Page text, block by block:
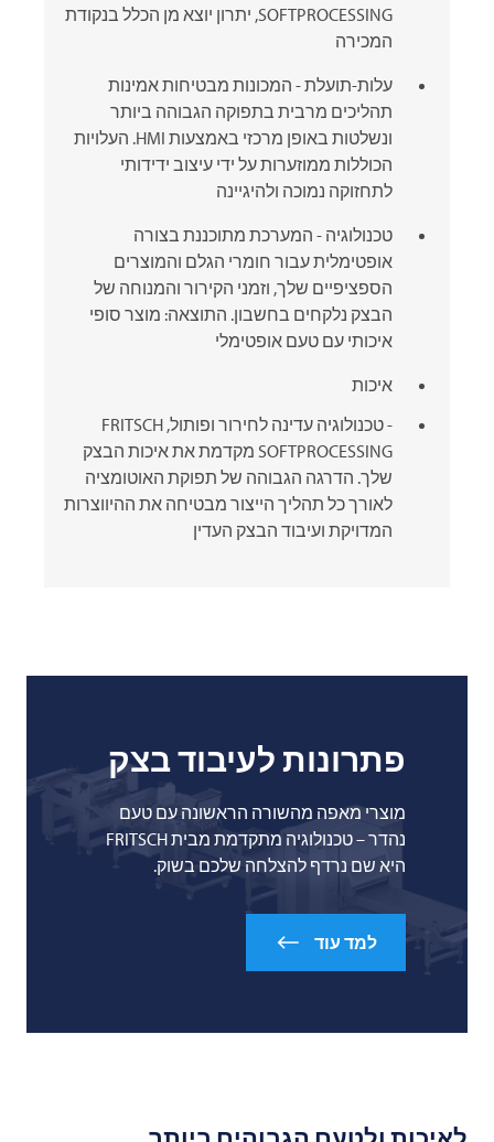
SOFTPROCESSING, יתרון יוצא מן הכלל בנקודת
המכירה
עלות-תועלת - המכונות מבטיחות אמינות
תהליכים מרבית בתפוקה הגבוהה ביותר
ונשלטות באופן מרכזי באמצעות HMI. העלויות
הכוללות ממוזערות על ידי עיצוב ידידותי
לתחזוקה נמוכה ולהיגיינה
טכנולוגיה - המערכת מתוכננת בצורה
אופטימלית עבור חומרי הגלם והמוצרים
הספציפיים שלך, וזמני הקירור והמנוחה של
הבצק נלקחים בחשבון. התוצאה: מוצר סופי
איכותי עם טעם אופטימלי
איכות
-טכנולוגיה עדינה לחירור ופותול, FRITSCH
SOFTPROCESSING מקדמת את איכות הבצק
שלך. הדרגה הגבוהה של תפוקת האוטומציה
לאורך כל תהליך הייצור מבטיחה את ההיווצרות
המדויקת ועיבוד הבצק העדין
פתרונות לעיבוד בצק
מוצרי מאפה מהשורה הראשונה עם טעם
נהדר – טכנולוגיה מתקדמת מבית FRITSCH
היא שם נרדף להצלחה שלכם בשוק.
למד עוד